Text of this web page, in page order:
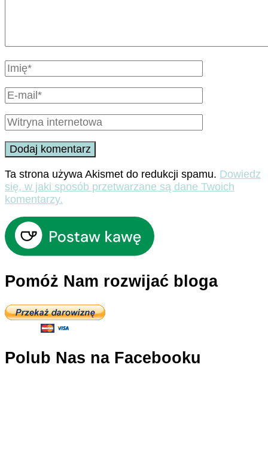
Ta strona używa Akismet do redukcji spamu. Dowiedz
się, w jaki sposób przetwarzane są dane Twoich
komentarzy.
Pomóż Nam rozwijać bloga
Polub Nas na Facebooku